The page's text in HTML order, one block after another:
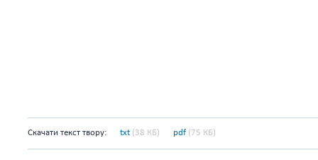
Скачати текст твору: txt (38 КБ) pdf (75 КБ)